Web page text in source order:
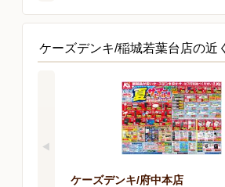
ケーズデンキ/稲城若葉台店の近
ケーズデンキ/府中本店